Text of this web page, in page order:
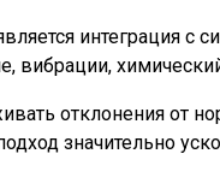
интеграция с
отклонения от
значительно